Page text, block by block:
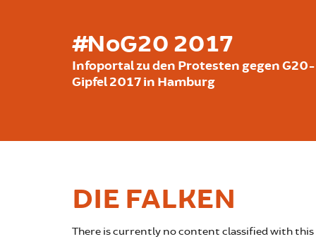
#NoG20 2017
Infoportal zu den Protesten gegen G20-
Gipfel 2017 in Hamburg
DIE FALKEN
There is currently no content classified with